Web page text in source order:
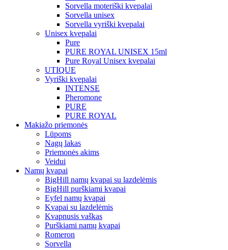
Sorvella moteriški kvepalai
Sorvella unisex
Sorvella vyriški kvepalai
Unisex kvepalai
Pure
PURE ROYAL UNISEX 15ml
Pure Royal Unisex kvepalai
UTIQUE
Vyriški kvepalai
INTENSE
Pheromone
PURE
PURE ROYAL
Makiažo priemonės
Lūpoms
Nagų lakas
Priemonės akims
Veidui
Namų kvapai
BigHill namų kvapai su lazdelėmis
BigHill purškiami kvapai
Eyfel namų kvapai
Kvapai su lazdelėmis
Kvapnusis vaškas
Purškiami namų kvapai
Romeron
Sorvella